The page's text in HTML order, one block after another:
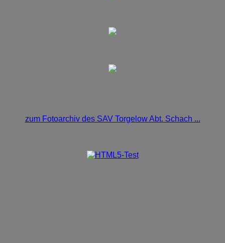
zum Fotoarchiv des SAV Torgelow Abt. Schach ...